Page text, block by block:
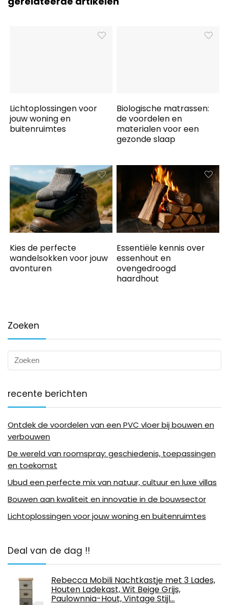
Lichtoplossingen voor
jouw woning en
buitenruimtes
Biologische matrassen:
de voordelen en
materialen voor een
gezonde slaap
Kies de perfecte
wandelsokken voor jouw
avonturen
Essentiële kennis over
essenhout en
ovengedroogd
haardhout
Zoeken
recente berichten
Ontdek de voordelen van een PVC vloer bij bouwen en
verbouwen
De wereld van roomspray: geschiedenis, toepassingen
en toekomst
Ubud een perfecte mix van natuur, cultuur en luxe villas
Bouwen aan kwaliteit en innovatie in de bouwsector
Lichtoplossingen voor jouw woning en buitenruimtes
Deal van de dag !!
Rebecca Mobili Nachtkastje met 3 Lades,
Houten Ladekast, Wit Beige Grijs,
Paulownnia-Hout, Vintage Stijl…